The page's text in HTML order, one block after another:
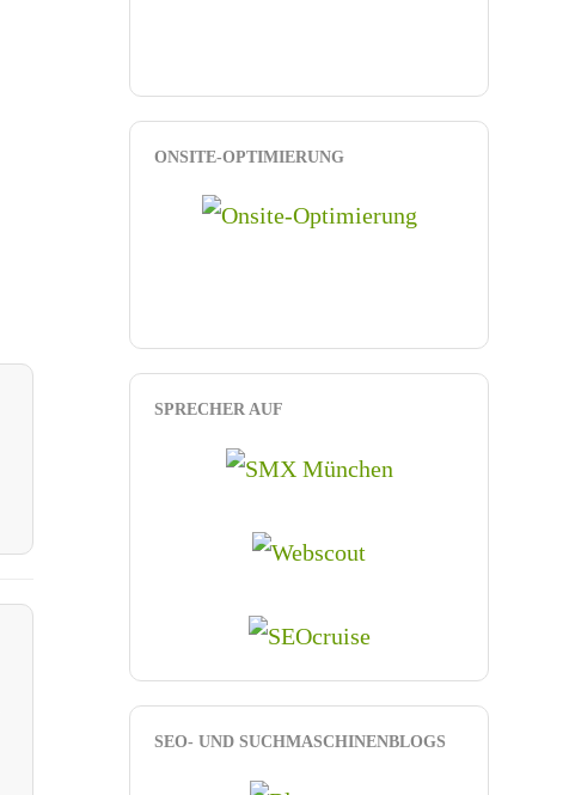
ONSITE-OPTIMIERUNG
SPRECHER AUF
SEO- UND SUCHMASCHINENBLOGS